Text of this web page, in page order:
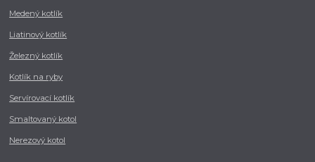
Medený kotlík
Liatinový kotlík
Železný kotlík
Kotlík na ryby
Servírovací kotlík
Smaltovaný kotol
Nerezový kotol